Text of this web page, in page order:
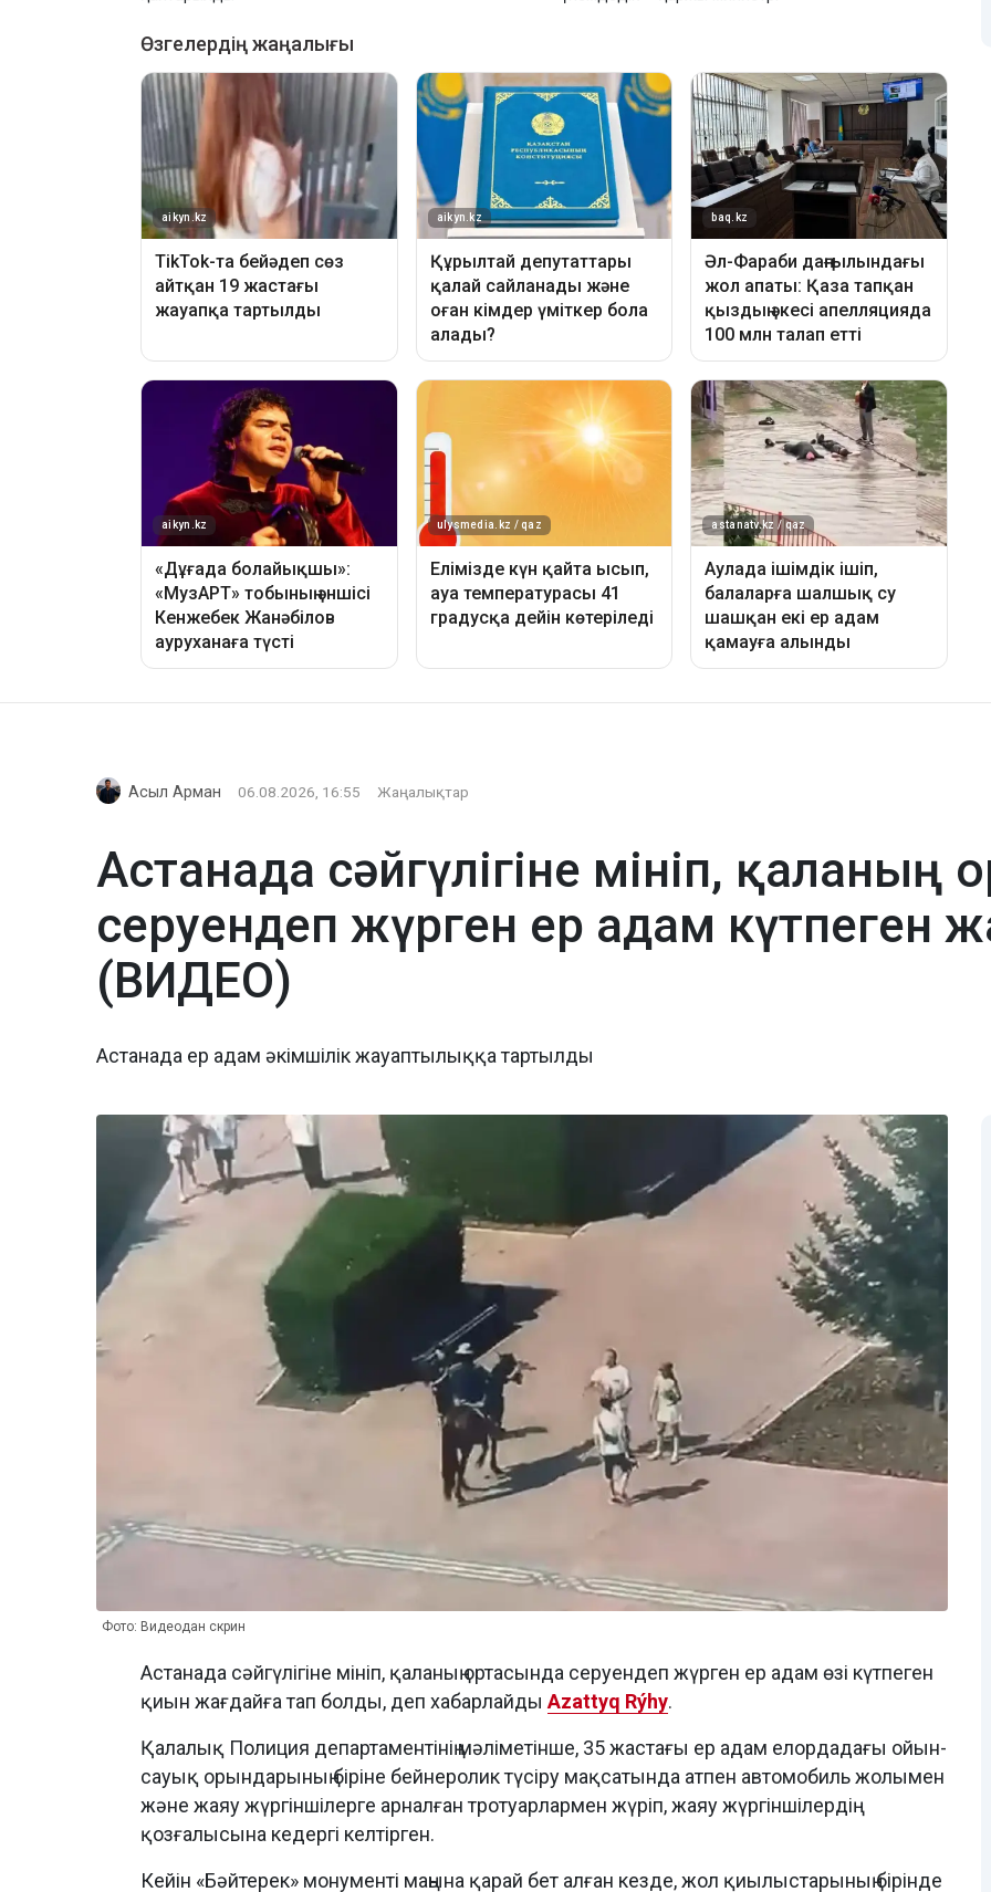
Асыл Арман 06.08.2026, 16:55 Жаңалықтар
Астанада сәйгүлігіне мініп, қаланың
серуендеп жүрген ер адам күтпеген
(ВИДЕО)
Астанада ер адам әкімшілік жауаптылыққа тартылды
Фото: Видеодан скрин
Астанада сәйгүлігіне мініп, қаланың ортасында серуендеп жүрген ер адам өзі күтпеген
қиын жағдайға тап болды, деп хабарлайды Azattyq Rýhy.
Қалалық Полиция департаментінің мәліметінше, 35 жастағы ер адам елордадағы ойын-
сауық орындарының біріне бейнеролик түсіру мақсатында атпен автомобиль жолымен
және жаяу жүргіншілерге арналған тротуарлармен жүріп, жаяу жүргіншілердің
қозғалысына кедергі келтірген.
Кейін «Бәйтерек» монументі маңына қарай бет алған кезде, жол қиылыстарының бірінде